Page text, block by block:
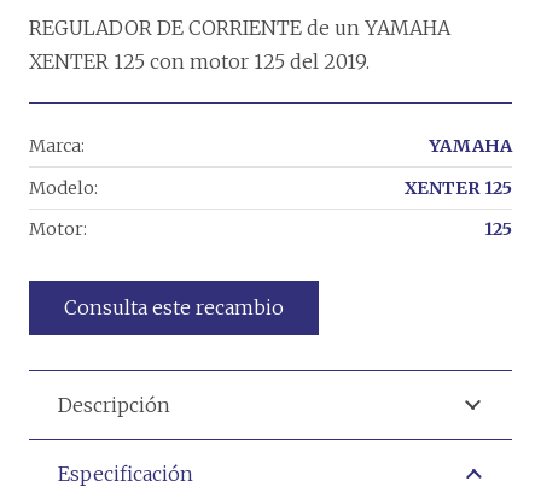
REGULADOR DE CORRIENTE de un YAMAHA
XENTER 125 con motor 125 del 2019.
Consulta este recambio
Marca:
YAMAHA
Modelo:
XENTER 125
Motor:
125
Descripción
Especificación